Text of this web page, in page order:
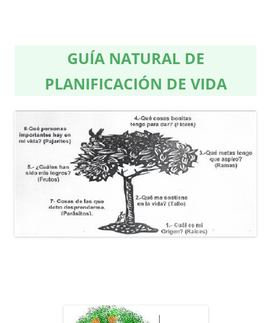
GUÍA NATURAL DE
PLANIFICACIÓN DE VIDA